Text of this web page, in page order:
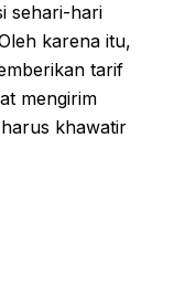
sehari-hari
karena itu,
tarif
mengirim
khawatir